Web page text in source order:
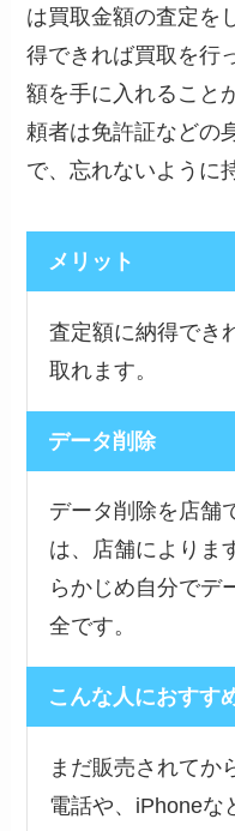
は買取金額の査定を
得できれば買取を行
額を手に入れること
頼者は免許証などの
で、忘れないように
メリット
査定額に納得でき
取れます。
データ削除
データ削除を店舗
は、店舗によりま
らかじめ自分でデ
全です。
こんな人におすす
まだ販売されてか
電話や、iPhoneな